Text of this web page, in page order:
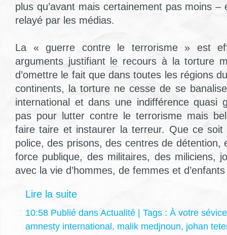
plus qu’avant mais certainement pas moins
relayé par les médias.
La « guerre contre le terrorisme » est
arguments justifiant le recours à la torture
d’omettre le fait que dans toutes les régions
continents, la torture ne cesse de se
international et dans une indifférence quasi
pas pour lutter contre le terrorisme mais
faire taire et instaurer la terreur. Que ce
police, des prisons, des centres de détention,
force publique, des militaires, des miliciens,
avec la vie d’hommes, de femmes et
Lire la suite
10:58 Publié dans Actualité | Tags : À votre sévice
amnesty international, malik medjnoun, johan